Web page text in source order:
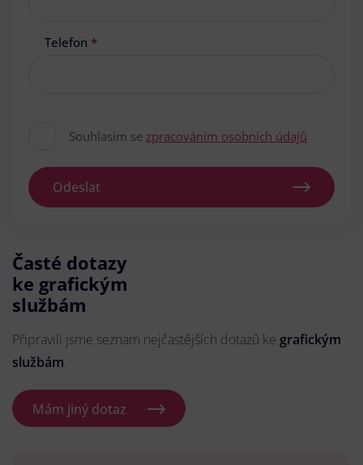
Telefon *
Souhlasím se zpracováním osobních údajů
Odeslat
Časté dotazy
ke grafickým
službám
Připravili jsme seznam nejčastějších dotazů ke grafickým
službám.
Mám jiný dotaz